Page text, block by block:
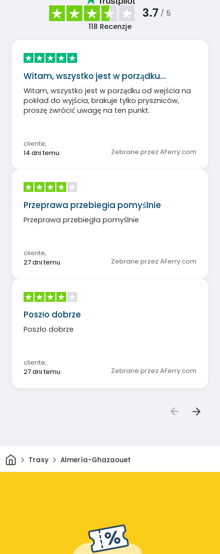
3.7 / 5
118 Recenzje
Witam, wszystko jest w porządku…
Witam, wszystko jest w porządku od wejścia na
pokład do wyjścia, brakuje tylko pryszniców,
proszę zwrócić uwagę na ten punkt.
cliente,
14 dni temu
Zebrane przez AFerry.com
Przeprawa przebiegła pomyślnie
Przeprawa przebiegła pomyślnie
cliente,
27 dni temu
Zebrane przez AFerry.com
Poszło dobrze
Poszło dobrze
cliente,
27 dni temu
Zebrane przez AFerry.com
DomTrasy Almería-Ghazaouet